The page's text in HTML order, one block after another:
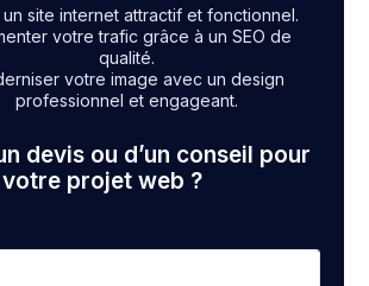
site internet attractif et fonctionnel.
votre trafic grâce à un SEO de
qualité.
votre image avec un design
professionnel et engageant.
devis ou d’un conseil pour
votre projet web ?